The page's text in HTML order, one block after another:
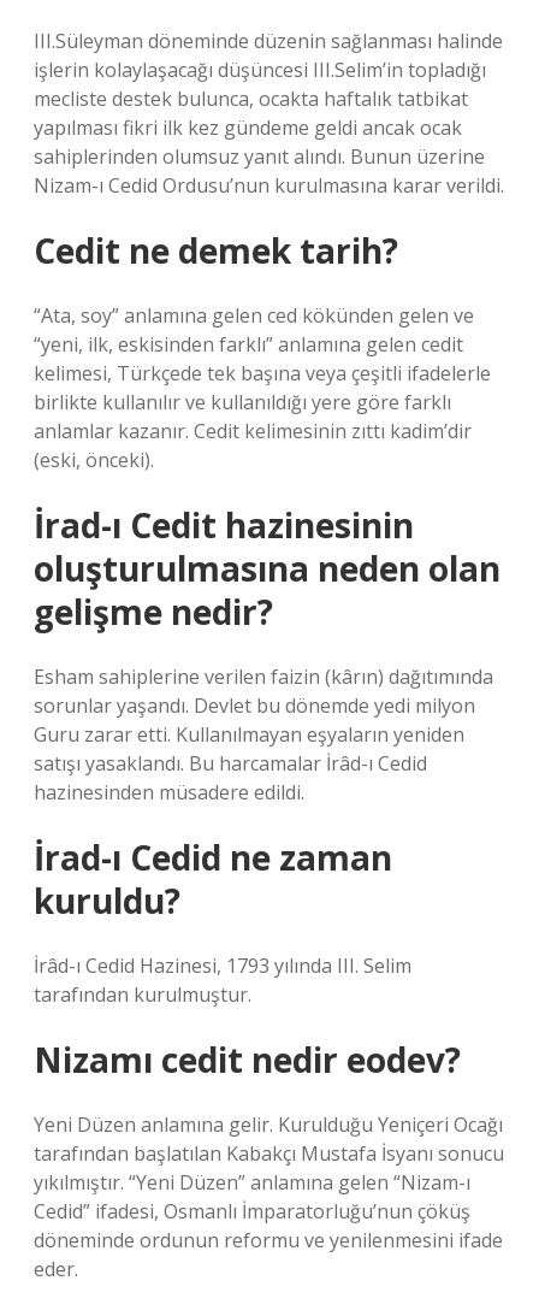
III.Süleyman döneminde düzenin sağlanması halinde
işlerin kolaylaşacağı düşüncesi III.Selim’in topladığı
mecliste destek bulunca, ocakta haftalık tatbikat
yapılması fikri ilk kez gündeme geldi ancak ocak
sahiplerinden olumsuz yanıt alındı. Bunun üzerine
Nizam-ı Cedid Ordusu’nun kurulmasına karar verildi.
Cedit ne demek tarih?
“Ata, soy” anlamına gelen ced kökünden gelen ve
“yeni, ilk, eskisinden farklı” anlamına gelen cedit
kelimesi, Türkçede tek başına veya çeşitli ifadelerle
birlikte kullanılır ve kullanıldığı yere göre farklı
anlamlar kazanır. Cedit kelimesinin zıttı kadim’dir
(eski, önceki).
İrad-ı Cedit hazinesinin
oluşturulmasına neden olan
gelişme nedir?
Esham sahiplerine verilen faizin (kârın) dağıtımında
sorunlar yaşandı. Devlet bu dönemde yedi milyon
Guru zarar etti. Kullanılmayan eşyaların yeniden
satışı yasaklandı. Bu harcamalar İrâd-ı Cedid
hazinesinden müsadere edildi.
İrad-ı Cedid ne zaman
kuruldu?
İrâd-ı Cedid Hazinesi, 1793 yılında III. Selim
tarafından kurulmuştur.
Nizamı cedit nedir eodev?
Yeni Düzen anlamına gelir. Kurulduğu Yeniçeri Ocağı
tarafından başlatılan Kabakçı Mustafa İsyanı sonucu
yıkılmıştır. “Yeni Düzen” anlamına gelen “Nizam-ı
Cedid” ifadesi, Osmanlı İmparatorluğu’nun çöküş
döneminde ordunun reformu ve yenilenmesini ifade
eder.